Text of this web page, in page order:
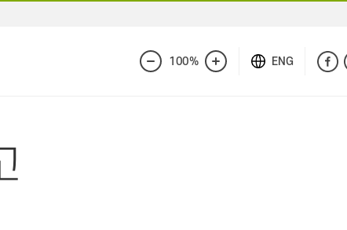
화
100%
화
ENG